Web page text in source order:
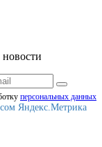
персональныx данных
Яндекс.Метрика